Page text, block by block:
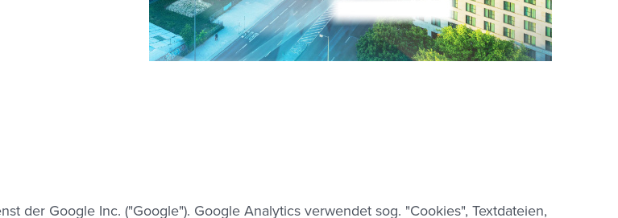
der Google Inc. ("Google"). Google Analytics verwendet sog. "Cookies", Textdateien,